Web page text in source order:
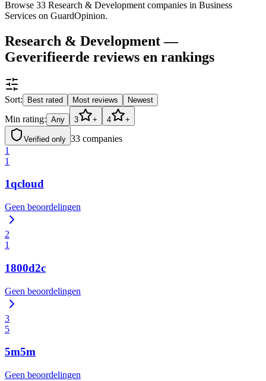
Browse 33 Research & Development companies in Business
Services on GuardOpinion.
Research & Development —
Geverifieerde reviews en rankings
Sort: Best rated Most reviews Newest
Min rating: Any 3 + 4 +
Verified only 33 companies
1
1
1qcloud
Geen beoordelingen
2
1
1800d2c
Geen beoordelingen
3
5
5m5m
Geen beoordelingen